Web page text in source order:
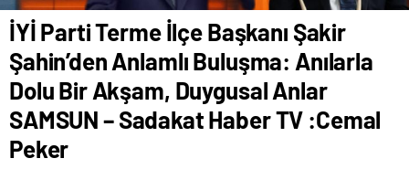
İYİ Parti Terme İlçe Başkanı Şakir
Şahin’den Anlamlı Buluşma: Anılarla
Dolu Bir Akşam, Duygusal Anlar
SAMSUN – Sadakat Haber TV :Cemal
Peker